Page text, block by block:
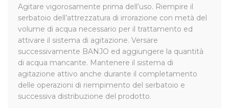
Agitare vigorosamente prima dell’uso. Riempire il
serbatoio dell’attrezzatura di irrorazione con metà del
volume di acqua necessario per il trattamento ed
attivare il sistema di agitazione. Versare
successivamente BANJO ed aggiungere la quantità
di acqua mancante. Mantenere il sistema di
agitazione attivo anche durante il completamento
delle operazioni di riempimento del serbatoio e
successiva distribuzione del prodotto.